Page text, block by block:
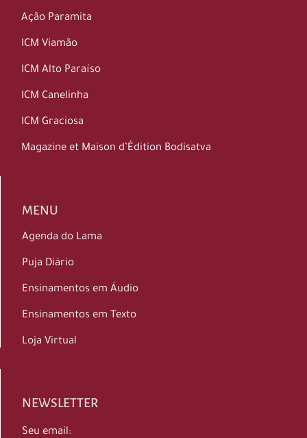
Ação Paramita
ICM Viamão
ICM Alto Paraíso
ICM Canelinha
ICM Graciosa
Magazine et Maison d’Édition Bodisatva
MENU
Agenda do Lama
Puja Diário
Ensinamentos em Áudio
Ensinamentos em Texto
Loja Virtual
NEWSLETTER
Seu email: